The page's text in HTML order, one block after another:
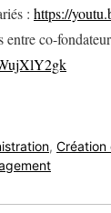
: https://
entre co-
, Création